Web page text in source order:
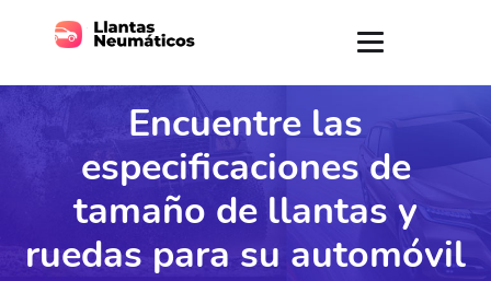
Encuentre las
especificaciones de
tamaño de llantas y
ruedas para su automóvil